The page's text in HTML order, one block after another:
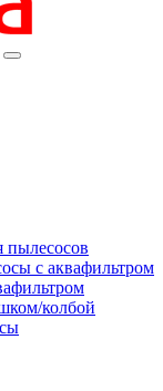
пылесосов
с аквафильтром
колбой